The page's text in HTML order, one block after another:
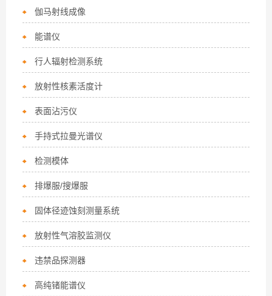
伽马射线成像
能谱仪
行人辐射检测系统
放射性核素活度计
表面沾污仪
手持式拉曼光谱仪
检测模体
排爆服/搜爆服
固体径迹蚀刻测量系统
放射性气溶胶监测仪
违禁品探测器
高纯锗能谱仪